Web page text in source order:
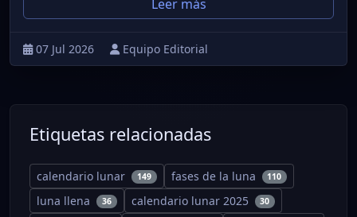
Leer más
07 Jul 2026 Equipo Editorial
Etiquetas relacionadas
calendario lunar 149 fases de la luna 110
luna llena 36 calendario lunar 2025 30